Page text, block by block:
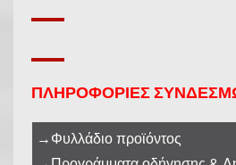
ΠΛΗΡΟΦΟΡΙΕΣ
→Φυλλάδιο προϊόντος